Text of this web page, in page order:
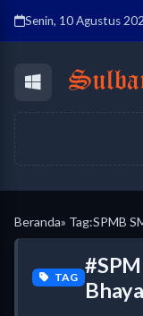
Senin, 10 Agustus
Beranda» Tag:SPMB
TAG